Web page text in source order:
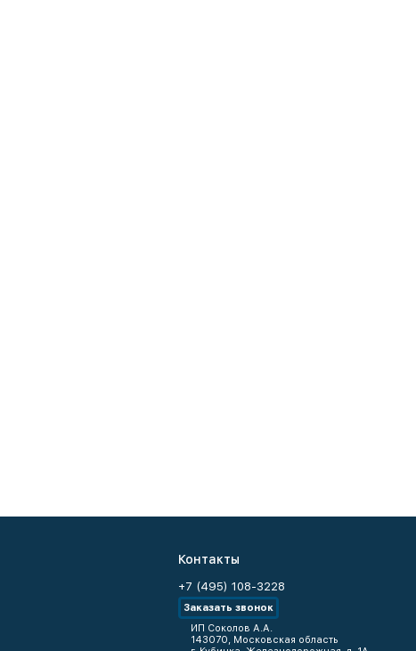
Контакты
+7 (495) 108-3228
Заказать звонок
ИП Соколов А.А.
143070, Московская область